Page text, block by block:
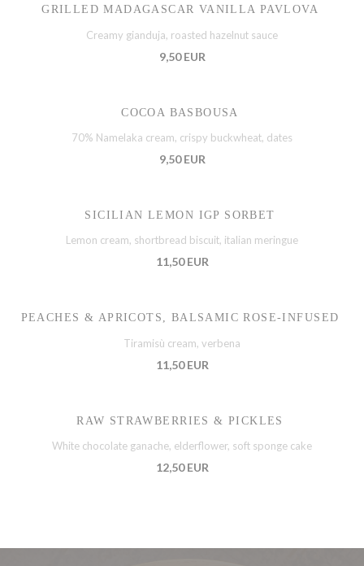
GRILLED MADAGASCAR VANILLA PAVLOVA
Creamy gianduja, roasted hazelnut sauce
9,50 EUR
COCOA BASBOUSA
70% Namelaka cream, crispy buckwheat, dates
9,50 EUR
SICILIAN LEMON IGP SORBET
Lemon cream, shortbread biscuit, italian meringue
11,50 EUR
PEACHES & APRICOTS, BALSAMIC ROSE-INFUSED
Tiramisù cream, verbena
11,50 EUR
RAW STRAWBERRIES & PICKLES
White chocolate ganache, elderflower, soft sponge cake
12,50 EUR